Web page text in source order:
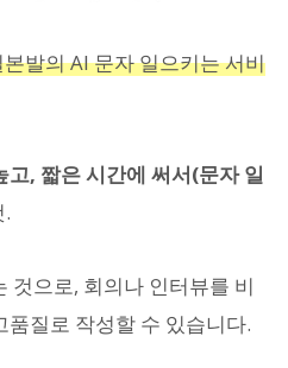
발의 AI 문자 일으키는 서비
고, 짧은 시간에 써서(문자 일
.
것으로, 회의나 인터뷰를 비
질로 작성할 수 있습니다.